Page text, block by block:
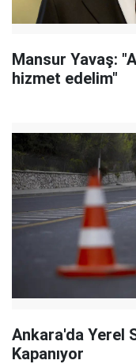
Mansur Yavaş:
hizmet edelim"
Ankara'da Yerel
Kapanıyor